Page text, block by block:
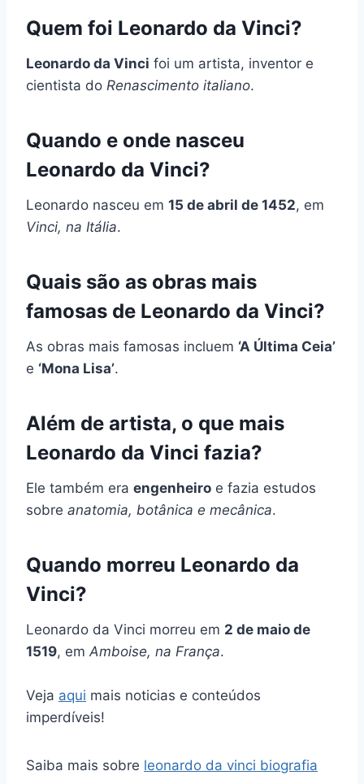
Quem foi Leonardo da Vinci?
Leonardo da Vinci foi um artista, inventor e
cientista do Renascimento italiano.
Quando e onde nasceu
Leonardo da Vinci?
Leonardo nasceu em 15 de abril de 1452, em
Vinci, na Itália.
Quais são as obras mais
famosas de Leonardo da Vinci?
As obras mais famosas incluem ‘A Última Ceia’
e ‘Mona Lisa’.
Além de artista, o que mais
Leonardo da Vinci fazia?
Ele também era engenheiro e fazia estudos
sobre anatomia, botânica e mecânica.
Quando morreu Leonardo da
Vinci?
Leonardo da Vinci morreu em 2 de maio de
1519, em Amboise, na França.
Veja aqui mais noticias e conteúdos
imperdíveis!
Saiba mais sobre leonardo da vinci biografia